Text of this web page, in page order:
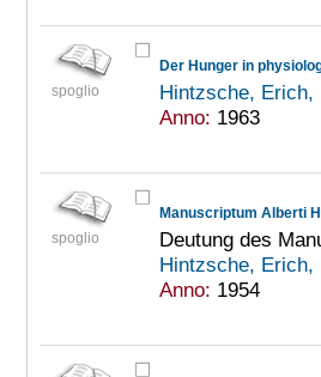
spoglio
Hintzsche,
Anno: 1963
spoglio
Manuscriptum Alberti
Deutung des
Hintzsche,
Anno: 1954